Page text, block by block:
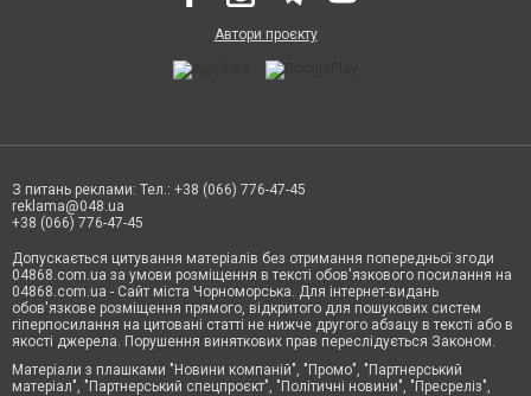
Автори проєкту
З питань реклами: Тел.: +38 (066) 776-47-45
reklama@048.ua
+38 (066) 776-47-45
Допускається цитування матеріалів без отримання попередньої згоди
04868.com.ua за умови розміщення в тексті обов'язкового посилання на
04868.com.ua - Сайт міста Чорноморська. Для інтернет-видань
обов'язкове розміщення прямого, відкритого для пошукових систем
гіперпосилання на цитовані статті не нижче другого абзацу в тексті або в
якості джерела. Порушення виняткових прав переслідується Законом.
Матеріали з плашками "Новини компаній", "Промо", "Партнерський
матеріал", "Партнерський спецпроєкт", "Політичні новини", "Пресреліз",